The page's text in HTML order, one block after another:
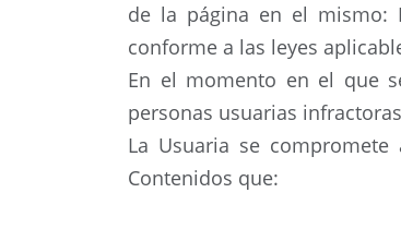
de la página en el mismo:
conforme a las leyes
En el momento en el que
personas usuarias
La Usuaria se
Contenidos que: